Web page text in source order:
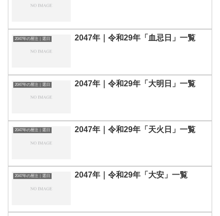
2047年の暦注｜選日 2047年｜令和29年「血忌日」一覧
2047年の暦注｜選日 2047年｜令和29年「大明日」一覧
2047年の暦注｜選日 2047年｜令和29年「天火日」一覧
2047年の暦注｜選日 2047年｜令和29年「大安」一覧